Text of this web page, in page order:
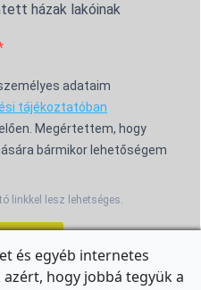
házak lakóinak
adataim
tájékoztatóban
Megértettem, hogy
bármikor lehetőségem
linkkel lesz lehetséges.
és egyéb internetes
hogy jobbá tegyük a